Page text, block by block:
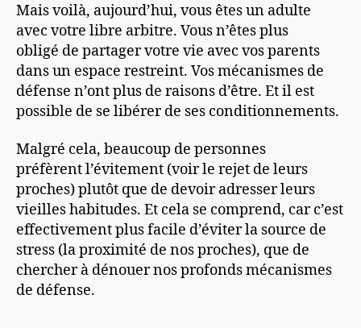
Mais voilà, aujourd’hui, vous êtes un adulte
avec votre libre arbitre. Vous n’êtes plus
obligé de partager votre vie avec vos parents
dans un espace restreint. Vos mécanismes de
défense n’ont plus de raisons d’être. Et il est
possible de se libérer de ses conditionnements.
Malgré cela, beaucoup de personnes
préfèrent l’évitement (voir le rejet de leurs
proches) plutôt que de devoir adresser leurs
vieilles habitudes. Et cela se comprend, car c’est
effectivement plus facile d’éviter la source de
stress (la proximité de nos proches), que de
chercher à dénouer nos profonds mécanismes
de défense.